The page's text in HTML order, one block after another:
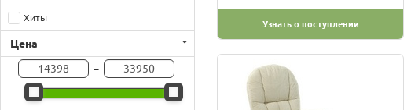
Хиты
Цена
-
Узнать о поступлении